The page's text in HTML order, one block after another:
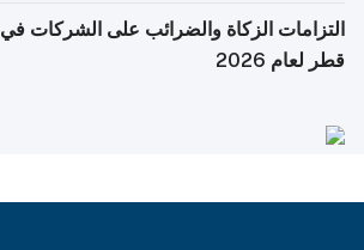
التزامات الزكاة والضرائب على الشركات في
قطر لعام 2026